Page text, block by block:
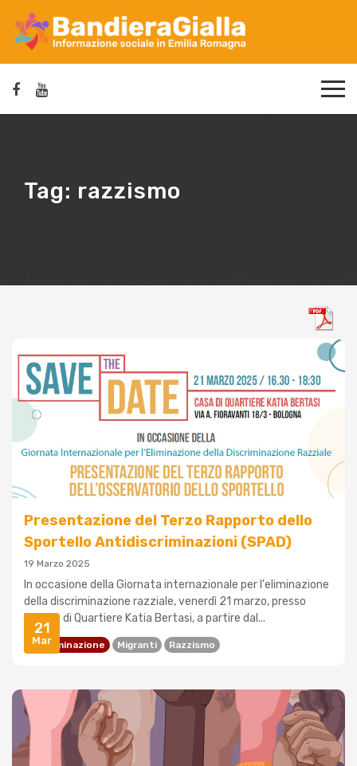
Tag: razzismo
21
Mar
Presentazione del Terzo Rapporto dello
Sportello Antidiscriminazioni (SPAD)
19 Marzo 2025
In occasione della Giornata internazionale per l'eliminazione
della discriminazione razziale, venerdì 21 marzo, presso
la Casa di Quartiere Katia Bertasi, a partire dal...
Discriminazione Migranti Razzismo